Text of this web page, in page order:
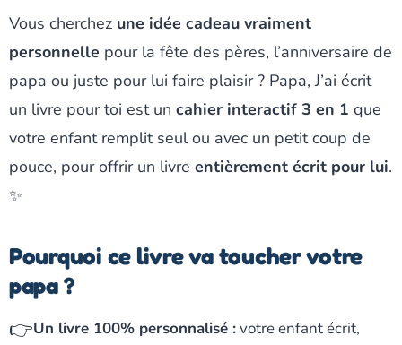
Vous cherchez une idée cadeau vraiment
personnelle pour la fête des pères, l’anniversaire de
papa ou juste pour lui faire plaisir ? Papa, J’ai écrit
un livre pour toi est un cahier interactif 3 en 1 que
votre enfant remplit seul ou avec un petit coup de
pouce, pour offrir un livre entièrement écrit pour lui.
✨
Pourquoi ce livre va toucher votre
papa ?
👉Un livre 100% personnalisé :votre enfant écrit,